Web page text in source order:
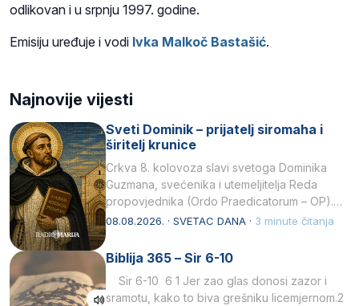
odlikovan i u srpnju 1997. godine.
Emisiju uređuje i vodi Ivka Malkoč Bastašić.
Najnovije vijesti
Sveti Dominik – prijatelj siromaha i
širitelj krunice
Crkva 8. kolovoza slavi svetoga Dominika
Guzmana, svećenika i utemeljitelja Reda
propovjednika (Ordo Praedicatorum – OP).
Svojim životom, dubokom ljubavlju prema
08.08.2026. · SVETAC DANA · 3 minute čitanja
Biblija 365 – Sir 6-10
Sir 6-10 6 1 Jer zao glas donosi zazor i
sramotu, kako to biva grešniku licemjernom.2